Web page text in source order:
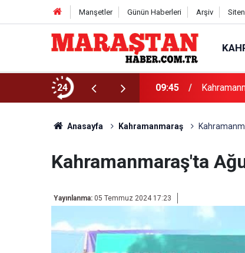
Manşetler Günün Haberleri Arşiv
24 09:45
Anasayfa Kahramanmaraş
Kahramanmaraş'ta
Yayınlanma: 05 Temmuz 2024 17:23